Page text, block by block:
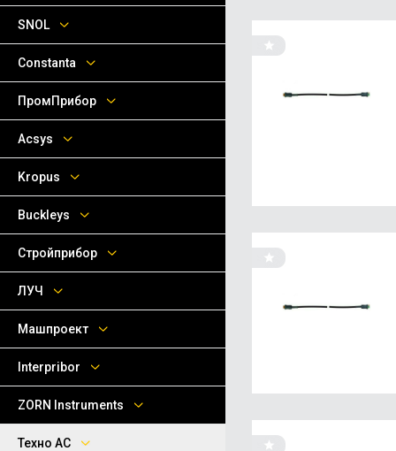
SNOL
Сonstanta
ПромПрибор
Acsys
Kropus
Buckleys
Стройприбор
ЛУЧ
Машпроект
Interpribor
ZORN Instruments
Техно АС